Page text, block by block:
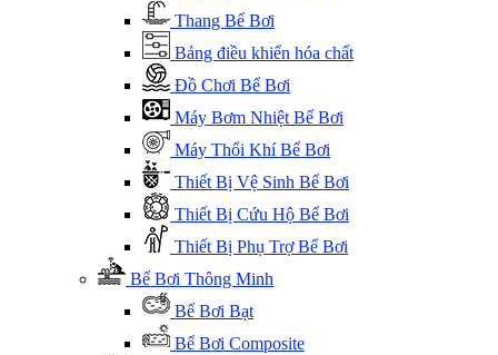
Thang Bể Bơi
Bảng điều khiển hóa chất
Đồ Chơi Bể Bơi
Máy Bơm Nhiệt Bể Bơi
Máy Thổi Khí Bể Bơi
Thiết Bị Vệ Sinh Bể Bơi
Thiết Bị Cứu Hộ Bể Bơi
Thiết Bị Phụ Trợ Bể Bơi
Bể Bơi Thông Minh
Bể Bơi Bạt
Bể Bơi Composite